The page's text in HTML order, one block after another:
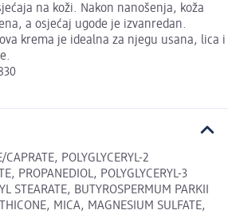
na koži. Nakon nanošenja, koža
a osjećaj ugode je izvanredan.
krema je idealna za njegu usana, lica i
POLYGLYCERYL-2
PROPANEDIOL, POLYGLYCERYL-3
STEARATE, BUTYROSPERMUM PARKII
MICA, MAGNESIUM SULFATE,